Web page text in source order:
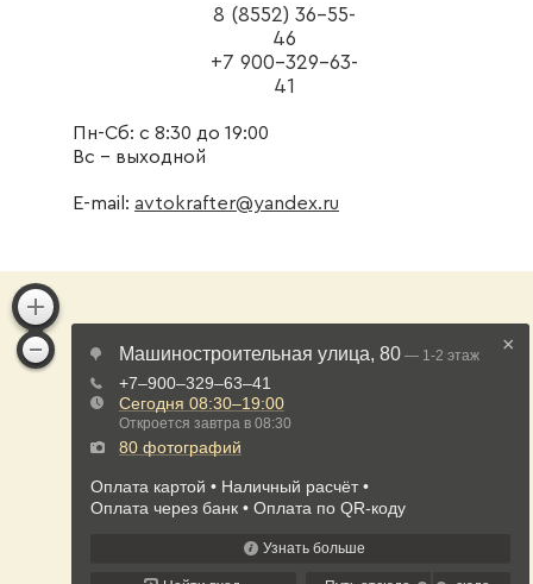
8 (8552) 36-55-
46
+7 900-329-63-
41
Пн-Сб: с 8:30 до 19:00
Вс - выходной
E-mail: avtokrafter@yandex.ru